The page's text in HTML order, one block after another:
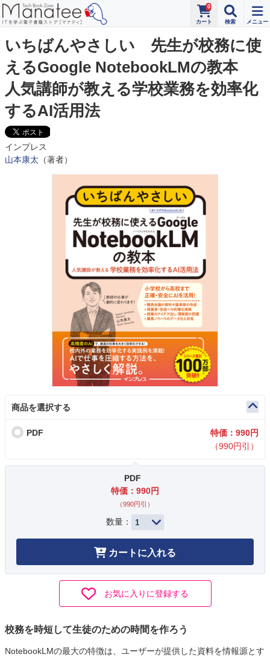
0
いちばんやさしい 先生が校務に使
えるGoogle NotebookLMの教本
人気講師が教える学校業務を効率化
するAI活用法
インプレス
山本康太 （著者）
商品を選択する
PDF
特価：990円
（990円引）
PDF
特価：990円
（990円引）
数量：
カートに入れる
お気に入りに登録する
校務を時短して生徒のための時間を作ろう
NotebookLMの最大の特徴は、ユーザーが提供した資料を情報源とす